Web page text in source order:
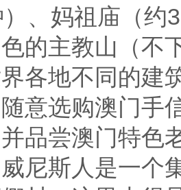
）、妈祖庙（
的主教山（不
各地不同的建
随意选购澳门
品尝澳门特色
尼斯人是一个